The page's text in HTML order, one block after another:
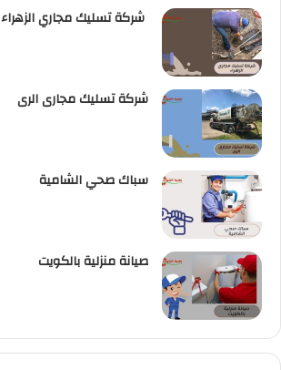
شركة تسليك مجاري الزهراء
شركة تسليك مجارى الرى
سباك صحي الشامية
صيانة منزلية بالكويت